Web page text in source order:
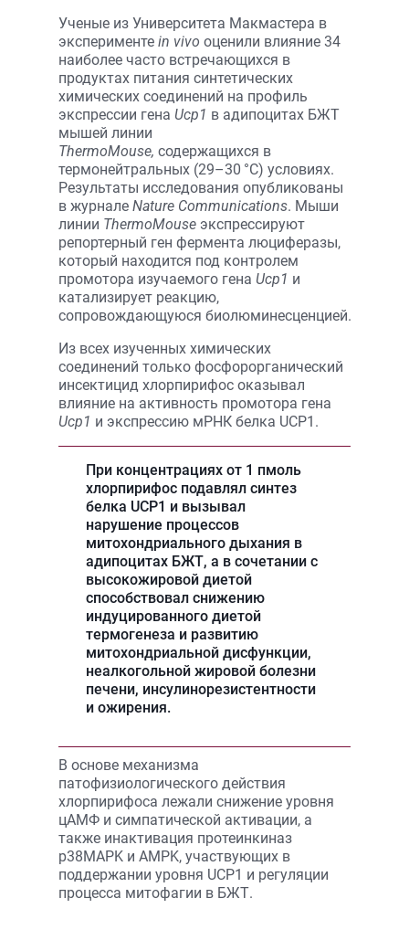
Ученые из Университета Макмастера в
эксперименте in vivo оценили влияние 34
наиболее часто встречающихся в
продуктах питания синтетических
химических соединений на профиль
экспрессии гена Ucp1 в адипоцитах БЖТ
мышей линии
ThermoMouse, содержащихся в
термонейтральных (29–30 °C) условиях.
Результаты исследования опубликованы
в журнале Nature Communications. Мыши
линии ThermoMouse экспрессируют
репортерный ген фермента люциферазы,
который находится под контролем
промотора изучаемого гена Ucp1 и
катализирует реакцию,
сопровождающуюся биолюминесценцией.
Из всех изученных химических
соединений только фосфорорганический
инсектицид хлорпирифос оказывал
влияние на активность промотора гена
Ucp1 и экспрессию мРНК белка UCP1.
При концентрациях от 1 пмоль
хлорпирифос подавлял синтез
белка UCP1 и вызывал
нарушение процессов
митохондриального дыхания в
адипоцитах БЖТ, а в сочетании с
высокожировой диетой
способствовал снижению
индуцированного диетой
термогенеза и развитию
митохондриальной дисфункции,
неалкогольной жировой болезни
печени, инсулинорезистентности
и ожирения.
В основе механизма
патофизиологического действия
хлорпирифоса лежали снижение уровня
цАМФ и симпатической активации, а
также инактивация протеинкиназ
p38MAPK и AMPK, участвующих в
поддержании уровня UCP1 и регуляции
процесса митофагии в БЖТ.